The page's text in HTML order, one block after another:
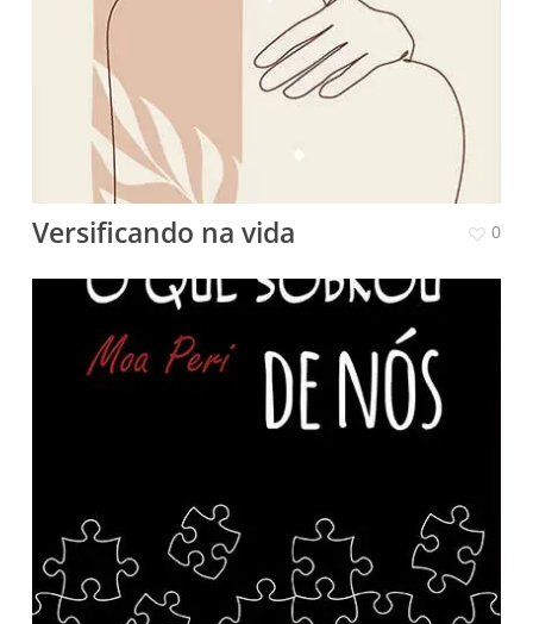
Versificando na vida 0